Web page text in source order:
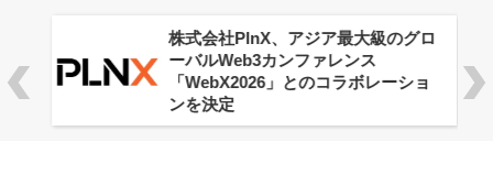
株式会社PlnX、アジア最大級のグロ
ーバルWeb3カンファレンス
「WebX2026」とのコラボレーショ
ンを決定